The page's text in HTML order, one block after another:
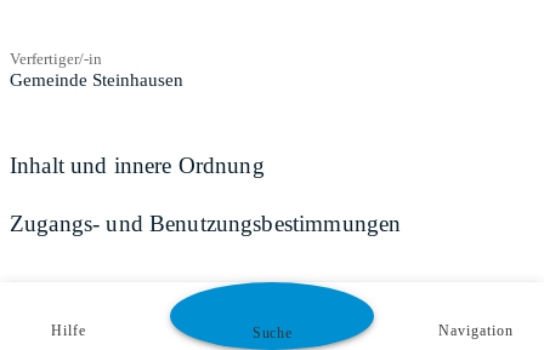
Verfertiger/-in
Gemeinde Steinhausen
Inhalt und innere Ordnung
Zugangs- und Benutzungsbestimmungen
Hilfe Suche Navigation